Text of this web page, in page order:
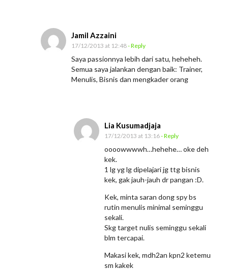
Jamil Azzaini
17/12/2013 at 12:48- Reply
Saya passionnya lebih dari satu, heheheh.
Semua saya jalankan dengan baik: Trainer,
Menulis, Bisnis dan mengkader orang
Lia Kusumadjaja
17/12/2013 at 13:16- Reply
oooowwwwh…hehehe… oke deh
kek.
1 lg yg lg dipelajari jg ttg bisnis
kek, gak jauh-jauh dr pangan :D.
Kek, minta saran dong spy bs
rutin menulis minimal seminggu
sekali.
Skg target nulis seminggu sekali
blm tercapai.
Makasi kek, mdh2an kpn2 ketemu
sm kakek